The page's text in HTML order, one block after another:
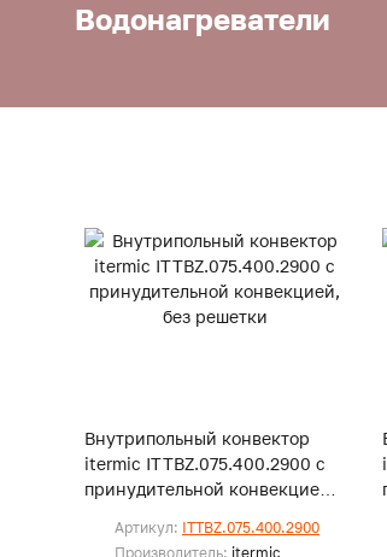
Водонагреватели
Внутрипольный конвектор
itermic ITTBZ.075.400.2900 с
принудительной конвекцией,
Артикул: ITTBZ.075.400.2900
Производитель: itermic